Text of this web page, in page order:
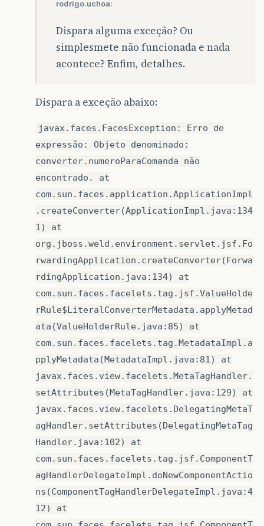
rodrigo.uchoa:
Dispara alguma exceção? Ou
simplesmete não funcionada e nada
acontece? Enfim, detalhes.
Dispara a exceção abaixo:
javax.faces.FacesException: Erro de
expressão: Objeto denominado:
converter.numeroParaComanda não
encontrado. at
com.sun.faces.application.ApplicationImpl
.createConverter(ApplicationImpl.java:134
1) at
org.jboss.weld.environment.servlet.jsf.Fo
rwardingApplication.createConverter(Forwa
rdingApplication.java:134) at
com.sun.faces.facelets.tag.jsf.ValueHolde
rRule$LiteralConverterMetadata.applyMetad
ata(ValueHolderRule.java:85) at
com.sun.faces.facelets.tag.MetadataImpl.a
pplyMetadata(MetadataImpl.java:81) at
javax.faces.view.facelets.MetaTagHandler.
setAttributes(MetaTagHandler.java:129) at
javax.faces.view.facelets.DelegatingMetaT
agHandler.setAttributes(DelegatingMetaTag
Handler.java:102) at
com.sun.faces.facelets.tag.jsf.ComponentT
agHandlerDelegateImpl.doNewComponentActio
ns(ComponentTagHandlerDelegateImpl.java:4
12) at